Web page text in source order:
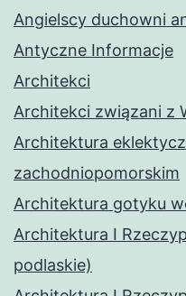
Angielscy duchowni
Antyczne Informacje
Architekci
Architekci związani z
Architektura
zachodniopomorskim
Architektura gotyku
Architektura I
podlaskie)